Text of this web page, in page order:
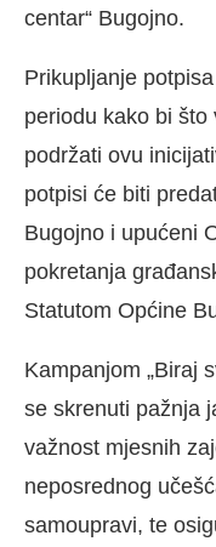
centar“ Bugojno.
Prikupljanje
periodu kako bi što
podržati ovu
potpisi će biti
Bugojno i upućeni
pokretanja
Statutom Općine
Kampanjom „Biraj
se skrenuti pažnja
važnost mjesnih
neposrednog
samoupravi, te